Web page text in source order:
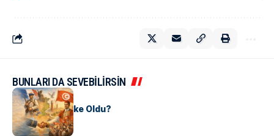
BUNLARI DA SEVEBİLİRSİN
KÜLTÜR
Tunus Nasıl Ülke Oldu?